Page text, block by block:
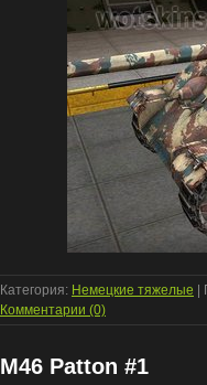
Категория: Немецкие тяжелые
Комментарии (0)
M46 Patton #1